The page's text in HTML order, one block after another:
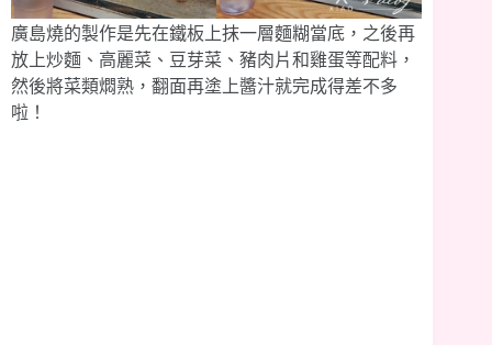
廣島燒的製作是先在鐵板上抹一層麵糊當底，之後再
放上炒麵、高麗菜、豆芽菜、豬肉片和雞蛋等配料，
然後將菜類燜熟，翻面再塗上醬汁就完成得差不多
啦！